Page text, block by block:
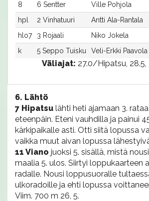
8
6 Sentter Ville Pohjola
hpl
2 Vinhatuuri Antti Ala-Rantala
hlo7
3 Rojaali Niko Jokela
k
5 Seppo Tuisku Veli-Erkki Paavola
Väliajat: 27.0/Hipatsu, 28.5,
6. Lähtö
7 Hipatsu lähti heti ajamaan 3.
eteenpäin. Eteni vauhdilla ja painui
kärkipaikalle asti. Otti siitä lopussa
vaikka muut aivan lopussa
11 Viano juoksi 5. sisällä, mistä
maalia 5. ulos. Siirtyi loppukaarteen
radalle. Nousi loppusuoralle
ulkoradoille ja ehti lopussa
Viim. 700 m 26, 5.